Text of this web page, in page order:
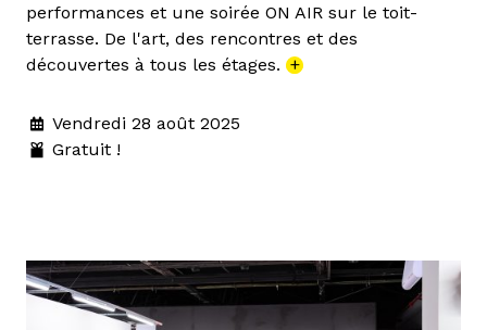
performances et une soirée ON AIR sur le toit-
terrasse. De l'art, des rencontres et des
découvertes à tous les étages. +
Vendredi 28 août 2025
Gratuit !